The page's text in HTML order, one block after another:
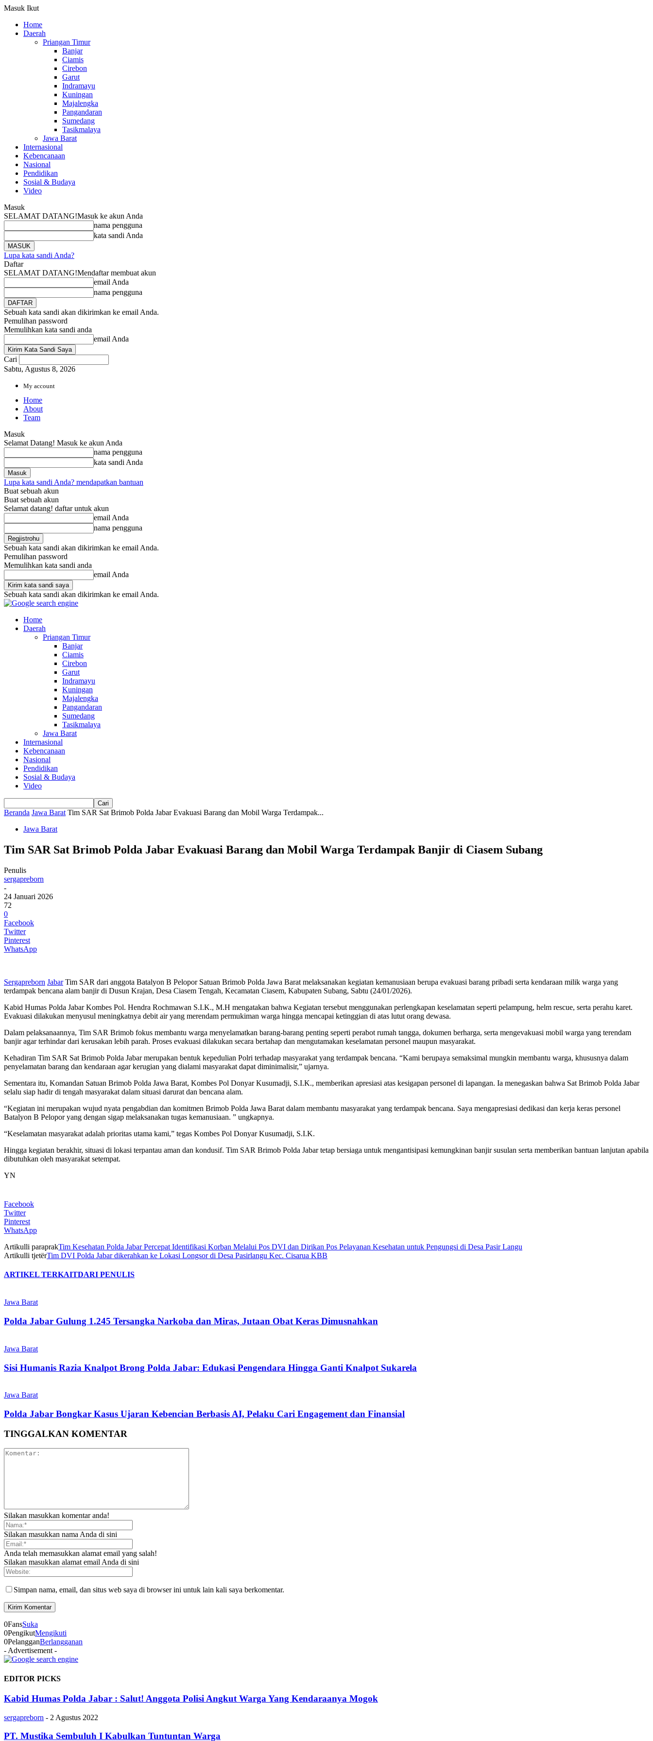
Masuk Ikut
Home
Daerah
Priangan Timur
Banjar
Ciamis
Cirebon
Garut
Indramayu
Kuningan
Majalengka
Pangandaran
Sumedang
Tasikmalaya
Jawa Barat
Internasional
Kebencanaan
Nasional
Pendidikan
Sosial & Budaya
Video
Masuk
SELAMAT DATANG!Masuk ke akun Anda
nama pengguna
kata sandi Anda
Lupa kata sandi Anda?
Daftar
SELAMAT DATANG!Mendaftar membuat akun
email Anda
nama pengguna
Sebuah kata sandi akan dikirimkan ke email Anda.
Pemulihan password
Memulihkan kata sandi anda
email Anda
Cari
Sabtu, Agustus 8, 2026
My account
Home
About
Team
Masuk
Selamat Datang! Masuk ke akun Anda
nama pengguna
kata sandi Anda
Lupa kata sandi Anda? mendapatkan bantuan
Buat sebuah akun
Buat sebuah akun
Selamat datang! daftar untuk akun
email Anda
nama pengguna
Sebuah kata sandi akan dikirimkan ke email Anda.
Pemulihan password
Memulihkan kata sandi anda
email Anda
Sebuah kata sandi akan dikirimkan ke email Anda.
Home
Daerah
Priangan Timur
Banjar
Ciamis
Cirebon
Garut
Indramayu
Kuningan
Majalengka
Pangandaran
Sumedang
Tasikmalaya
Jawa Barat
Internasional
Kebencanaan
Nasional
Pendidikan
Sosial & Budaya
Video
Beranda Jawa Barat Tim SAR Sat Brimob Polda Jabar Evakuasi Barang dan Mobil Warga Terdampak...
Jawa Barat
Tim SAR Sat Brimob Polda Jabar Evakuasi Barang dan Mobil Warga Terdampak Banjir di Ciasem Subang
Penulis
sergapreborn
-
24 Januari 2026
72
0
Facebook
Twitter
Pinterest
WhatsApp
Sergapreborn JabarTim SAR dari anggota Batalyon B Pelopor Satuan Brimob Polda Jawa Barat melaksanakan kegiatan kemanusiaan berupa evakuasi barang pribadi serta kendaraan milik warga yang
terdampak bencana alam banjir di Dusun Krajan, Desa Ciasem Tengah, Kecamatan Ciasem, Kabupaten Subang, Sabtu (24/01/2026).
Kabid Humas Polda Jabar Kombes Pol. Hendra Rochmawan S.I.K., M.H mengatakan bahwa Kegiatan tersebut menggunakan perlengkapan keselamatan seperti pelampung, helm rescue, serta perahu karet.
Evakuasi dilakukan menyusul meningkatnya debit air yang merendam permukiman warga hingga mencapai ketinggian di atas lutut orang dewasa.
Dalam pelaksanaannya, Tim SAR Brimob fokus membantu warga menyelamatkan barang-barang penting seperti perabot rumah tangga, dokumen berharga, serta mengevakuasi mobil warga yang terendam
banjir agar terhindar dari kerusakan lebih parah. Proses evakuasi dilakukan secara bertahap dan mengutamakan keselamatan personel maupun masyarakat.
Kehadiran Tim SAR Sat Brimob Polda Jabar merupakan bentuk kepedulian Polri terhadap masyarakat yang terdampak bencana. “Kami berupaya semaksimal mungkin membantu warga, khususnya dalam
penyelamatan barang dan kendaraan agar kerugian yang dialami masyarakat dapat diminimalisir,” ujarnya.
Sementara itu, Komandan Satuan Brimob Polda Jawa Barat, Kombes Pol Donyar Kusumadji, S.I.K., memberikan apresiasi atas kesigapan personel di lapangan. Ia menegaskan bahwa Sat Brimob Polda Jabar
selalu siap hadir di tengah masyarakat dalam situasi darurat dan bencana alam.
“Kegiatan ini merupakan wujud nyata pengabdian dan komitmen Brimob Polda Jawa Barat dalam membantu masyarakat yang terdampak bencana. Saya mengapresiasi dedikasi dan kerja keras personel
Batalyon B Pelopor yang dengan sigap melaksanakan tugas kemanusiaan. ” ungkapnya.
“Keselamatan masyarakat adalah prioritas utama kami,” tegas Kombes Pol Donyar Kusumadji, S.I.K.
Hingga kegiatan berakhir, situasi di lokasi terpantau aman dan kondusif. Tim SAR Brimob Polda Jabar tetap bersiaga untuk mengantisipasi kemungkinan banjir susulan serta memberikan bantuan lanjutan apabila
dibutuhkan oleh masyarakat setempat.
YN
Facebook
Twitter
Pinterest
WhatsApp
Artikulli paraprakTim Kesehatan Polda Jabar Percepat Identifikasi Korban Melalui Pos DVI dan Dirikan Pos Pelayanan Kesehatan untuk Pengungsi di Desa Pasir Langu
Artikulli tjetërTim DVI Polda Jabar dikerahkan ke Lokasi Longsor di Desa Pasirlangu Kec. Cisarua KBB
ARTIKEL TERKAITDARI PENULIS
Jawa Barat
Polda Jabar Gulung 1.245 Tersangka Narkoba dan Miras, Jutaan Obat Keras Dimusnahkan
Jawa Barat
Sisi Humanis Razia Knalpot Brong Polda Jabar: Edukasi Pengendara Hingga Ganti Knalpot Sukarela
Jawa Barat
Polda Jabar Bongkar Kasus Ujaran Kebencian Berbasis AI, Pelaku Cari Engagement dan Finansial
TINGGALKAN KOMENTAR
Silakan masukkan komentar anda!
Silakan masukkan nama Anda di sini
Anda telah memasukkan alamat email yang salah!
Silakan masukkan alamat email Anda di sini
Simpan nama, email, dan situs web saya di browser ini untuk lain kali saya berkomentar.
0FansSuka
0PengikutMengikuti
0PelangganBerlangganan
- Advertisement -
EDITOR PICKS
Kabid Humas Polda Jabar : Salut! Anggota Polisi Angkut Warga Yang Kendaraanya Mogok
sergapreborn - 2 Agustus 2022
PT. Mustika Sembuluh I Kabulkan Tuntuntan Warga